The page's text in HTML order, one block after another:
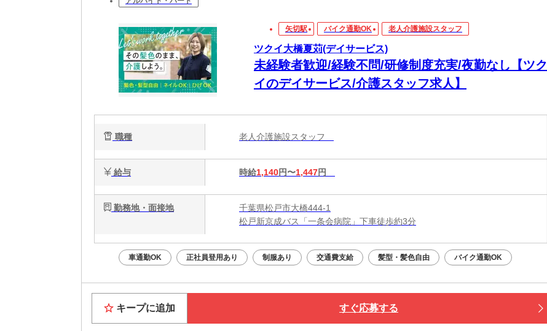
矢切駅 バイク通勤OK 老人介護施設スタッフ
ツクイ大橋夏苅(デイサービス)
未経験者歓迎/経験不問/研修制度充実/夜勤なし【ツク
イのデイサービス/介護スタッフ求人】
職種 老人介護施設スタッフ
給与 時給1,140円〜1,447円
勤務地・面接地
千葉県松戸市大橋444-1
松戸新京成バス「一条会病院」下車徒歩約3分
車通勤OK 正社員登用あり 制服あり 交通費支給 髪型・髪色自由 バイク通勤OK
キープに追加 すぐ応募する